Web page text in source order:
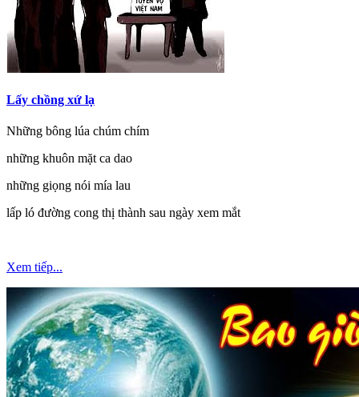
Lấy chồng xứ lạ
Những bông lúa chúm chím
những khuôn mặt ca dao
những giọng nói mía lau
lấp ló đường cong thị thành sau ngày xem mắt
Xem tiếp...